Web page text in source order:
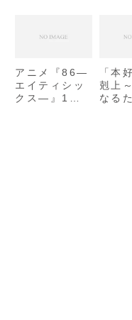
アニメ『86―
エイティシッ
クス―』1話
「本
剋上
なる